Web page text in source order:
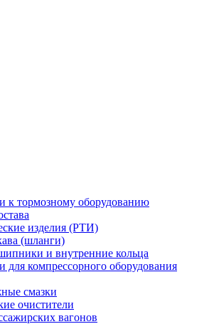
к тормозному оборудованию
изделия (РТИ)
(шланги)
и внутренние кольца
для компрессорного оборудования
смазки
очистители
вагонов